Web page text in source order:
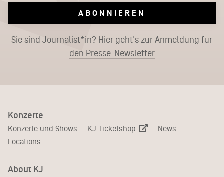
ABONNIEREN
Sie sind Journalist*in? Hier geht's zur Anmeldung für
den Presse-Newsletter
Konzerte
Konzerte und Shows KJ Ticketshop
News
Locations
About KJ